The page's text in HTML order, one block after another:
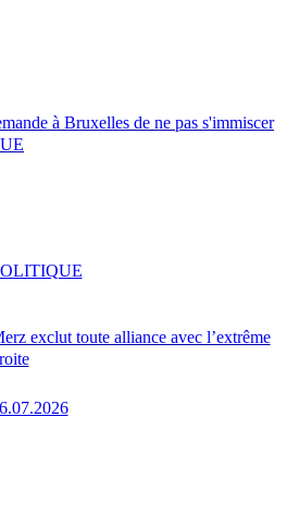
à Bruxelles de ne pas s'immiscer
exclut toute alliance avec l’extrême